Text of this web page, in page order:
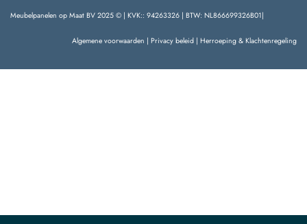
Meubelpanelen op Maat BV 2025 © | KVK:: 94263326 | BTW: NL866699326B01|
Algemene voorwaarden | Privacy beleid | Herroeping & Klachtenregeling